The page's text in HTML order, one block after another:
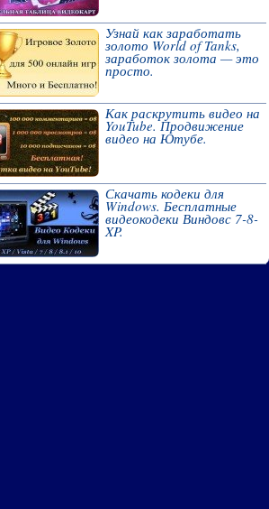
Узнай как заработать
золото World of Tanks,
заработок золота — это
просто.
Как раскрутить видео на
YouTube. Продвижение
видео на Ютубе.
Скачать кодеки для
Windows. Бесплатные
видеокодеки Виндовс 7-8-
XP.